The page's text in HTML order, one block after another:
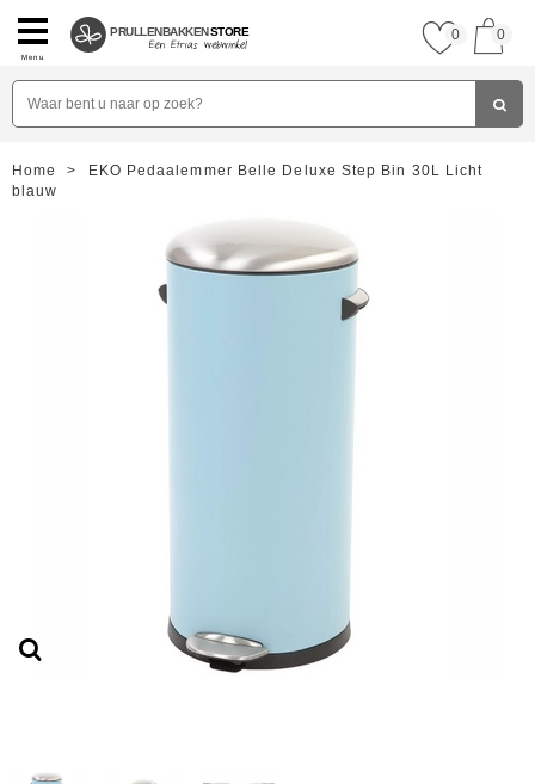
Menu
PRULLENBAKKENSTORE 0 0
Home >
EKO Pedaalemmer Belle Deluxe Step Bin 30L Licht
blauw